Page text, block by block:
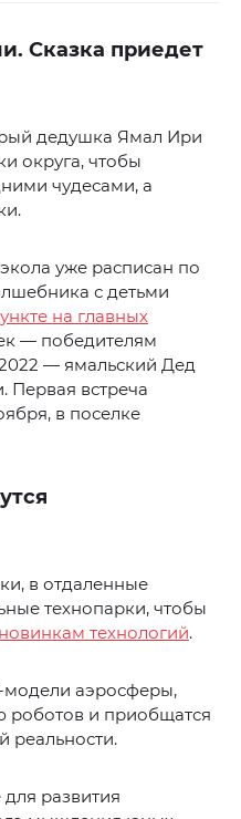
Сказка приедет
дедушка Ямал Ири
округа, чтобы
чудесами, а
уже расписан по
с детьми
на главных
— победителям
— ямальский Дед
Первая встреча
в поселке
в отдаленные
технопарки, чтобы
технологий.
модели аэросферы,
роботов и приобщатся
реальности.
развития